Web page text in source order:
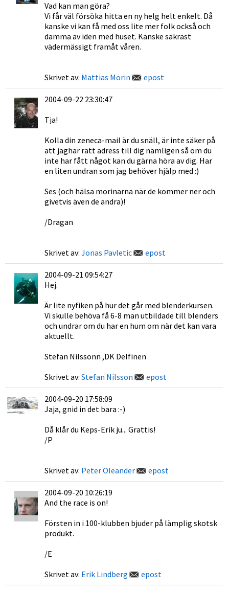
Vad kan man göra?
Vi får väl försöka hitta en ny helg helt enkelt. Då
kanske vi kan få med oss lite mer folk också och
damma av iden med huset. Kanske säkrast
vädermässigt framåt våren.
Skrivet av: Mattias Morin epost
2004-09-22 23:30:47
Tja!
Kolla din zeneca-mail är du snäll, är inte säker på
att jaghar rätt adress till dig nämligen så om du
inte har fått något kan du gärna höra av dig. Har
en liten undran som jag behöver hjälp med :)
Ses (och hälsa morinarna när de kommer ner och
givetvis även de andra)!
/Dragan
Skrivet av: Jonas Pavletic epost
2004-09-21 09:54:27
Hej.
Är lite nyfiken på hur det går med blenderkursen.
Vi skulle behöva få 6-8 man utbildade till blenders
och undrar om du har en hum om när det kan vara
aktuellt.
Stefan Nilssonn ,DK Delfinen
Skrivet av: Stefan Nilsson epost
2004-09-20 17:58:09
Jaja, gnid in det bara :-)
Då klår du Keps-Erik ju... Grattis!
/P
Skrivet av: Peter Oleander epost
2004-09-20 10:26:19
And the race is on!
Försten in i 100-klubben bjuder på lämplig skotsk
produkt.
/E
Skrivet av: Erik Lindberg epost